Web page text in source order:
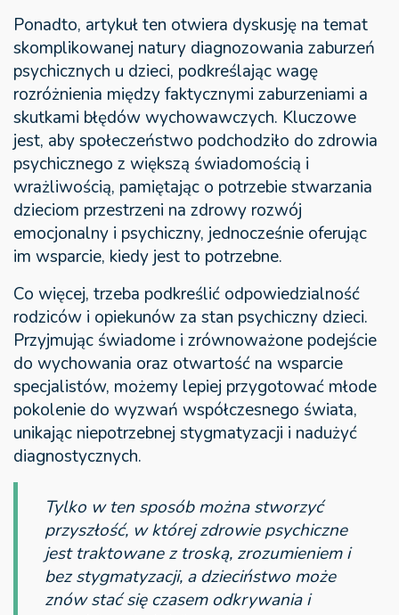
Ponadto, artykuł ten otwiera dyskusję na temat
skomplikowanej natury diagnozowania zaburzeń
psychicznych u dzieci, podkreślając wagę
rozróżnienia między faktycznymi zaburzeniami a
skutkami błędów wychowawczych. Kluczowe
jest, aby społeczeństwo podchodziło do zdrowia
psychicznego z większą świadomością i
wrażliwością, pamiętając o potrzebie stwarzania
dzieciom przestrzeni na zdrowy rozwój
emocjonalny i psychiczny, jednocześnie oferując
im wsparcie, kiedy jest to potrzebne.
Co więcej, trzeba podkreślić odpowiedzialność
rodziców i opiekunów za stan psychiczny dzieci.
Przyjmując świadome i zrównoważone podejście
do wychowania oraz otwartość na wsparcie
specjalistów, możemy lepiej przygotować młode
pokolenie do wyzwań współczesnego świata,
unikając niepotrzebnej stygmatyzacji i nadużyć
diagnostycznych.
Tylko w ten sposób można stworzyć
przyszłość, w której zdrowie psychiczne
jest traktowane z troską, zrozumieniem i
bez stygmatyzacji, a dzieciństwo może
znów stać się czasem odkrywania i